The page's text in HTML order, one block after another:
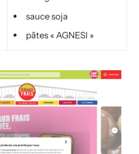
sauce soja
pâtes « AGNESI »